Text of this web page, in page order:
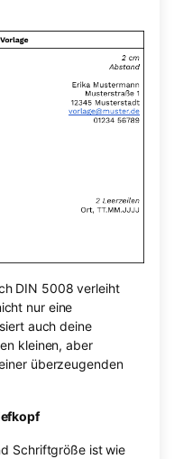
DIN 5008 verleiht
nur eine
auch deine
kleinen, aber
überzeugenden
Schriftgröße ist wie